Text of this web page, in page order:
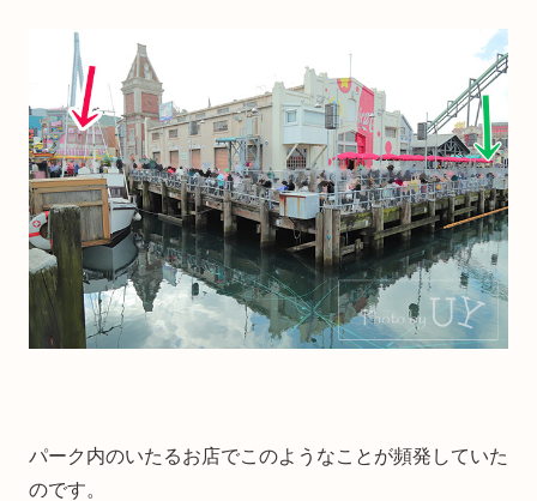
パーク内のいたるお店でこのようなことが頻発していた
のです。